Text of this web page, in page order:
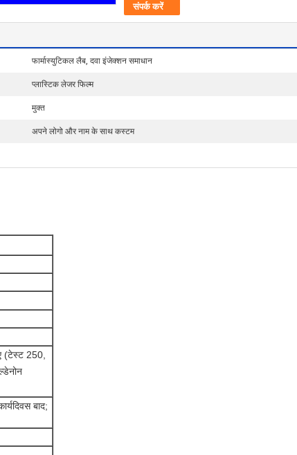
संपर्क करें
फार्मास्युटिकल लैब, दवा इंजेक्शन समाधान
प्लास्टिक लेजर फिल्म
मुक्त
अपने लोगो और नाम के साथ कस्टम
(टेस्ट 250,
बाद;